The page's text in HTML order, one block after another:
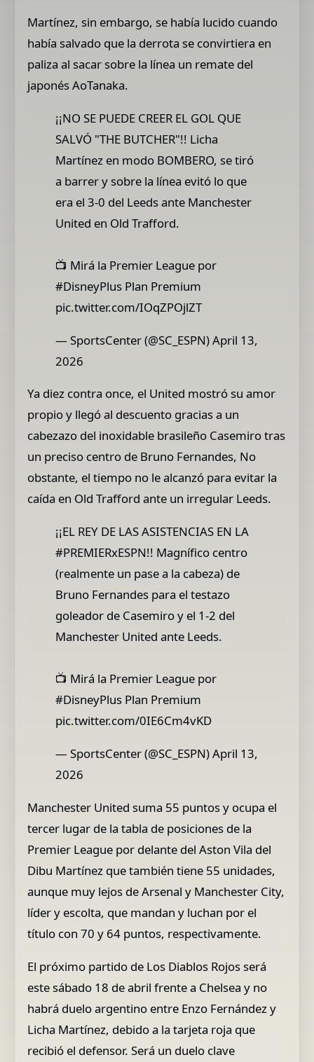
Martínez, sin embargo, se había lucido cuando
había salvado que la derrota se convirtiera en
paliza al sacar sobre la línea un remate del
japonés AoTanaka.
¡¡NO SE PUEDE CREER EL GOL QUE
SALVÓ "THE BUTCHER"!! Licha
Martínez en modo BOMBERO, se tiró
a barrer y sobre la línea evitó lo que
era el 3-0 del Leeds ante Manchester
United en Old Trafford.
📺 Mirá la Premier League por
#DisneyPlus Plan Premium
pic.twitter.com/IOqZPOjlZT
— SportsCenter (@SC_ESPN) April 13,
2026
Ya diez contra once, el United mostró su amor
propio y llegó al descuento gracias a un
cabezazo del inoxidable brasileño Casemiro tras
un preciso centro de Bruno Fernandes, No
obstante, el tiempo no le alcanzó para evitar la
caída en Old Trafford ante un irregular Leeds.
¡¡EL REY DE LAS ASISTENCIAS EN LA
#PREMIERxESPN!! Magnífico centro
(realmente un pase a la cabeza) de
Bruno Fernandes para el testazo
goleador de Casemiro y el 1-2 del
Manchester United ante Leeds.
📺 Mirá la Premier League por
#DisneyPlus Plan Premium
pic.twitter.com/0IE6Cm4vKD
— SportsCenter (@SC_ESPN) April 13,
2026
Manchester United suma 55 puntos y ocupa el
tercer lugar de la tabla de posiciones de la
Premier League por delante del Aston Vila del
Dibu Martínez que también tiene 55 unidades,
aunque muy lejos de Arsenal y Manchester City,
líder y escolta, que mandan y luchan por el
título con 70 y 64 puntos, respectivamente.
El próximo partido de Los Diablos Rojos será
este sábado 18 de abril frente a Chelsea y no
habrá duelo argentino entre Enzo Fernández y
Licha Martínez, debido a la tarjeta roja que
recibió el defensor. Será un duelo clave